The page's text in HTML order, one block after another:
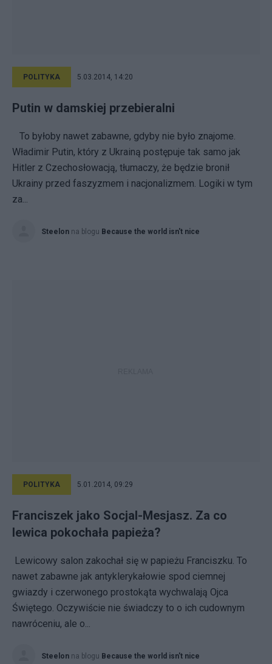
POLITYKA 5.03.2014, 14:20
Putin w damskiej przebieralni
To byłoby nawet zabawne, gdyby nie było znajome.
Władimir Putin, który z Ukrainą postępuje tak samo jak
Hitler z Czechosłowacją, tłumaczy, że będzie bronił
Ukrainy przed faszyzmem i nacjonalizmem. Logiki w tym
za...
Steelon na blogu Because the world isn't nice
POLITYKA 5.01.2014, 09:29
Franciszek jako Socjal-Mesjasz. Za co
lewica pokochała papieża?
Lewicowy salon zakochał się w papieżu Franciszku. To
nawet zabawne jak antyklerykałowie spod ciemnej
gwiazdy i czerwonego prostokąta wychwalają Ojca
Świętego. Oczywiście nie świadczy to o ich cudownym
nawróceniu, ale o...
Steelon na blogu Because the world isn't nice